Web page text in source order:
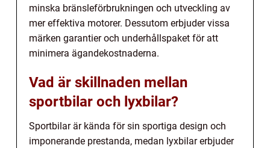
minska bränsleförbrukningen och utveckling av
mer effektiva motorer. Dessutom erbjuder vissa
märken garantier och underhållspaket för att
minimera ägandekostnaderna.
Vad är skillnaden mellan
sportbilar och lyxbilar?
Sportbilar är kända för sin sportiga design och
imponerande prestanda, medan lyxbilar erbjuder